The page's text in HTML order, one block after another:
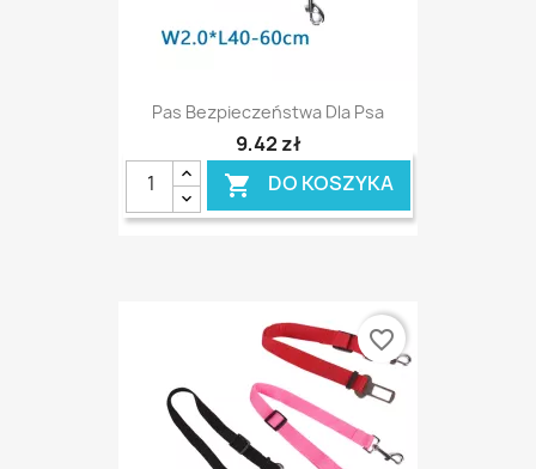
Pas Bezpieczeństwa Dla Psa
9,42 zł
 DO KOSZYKA
favorite_border